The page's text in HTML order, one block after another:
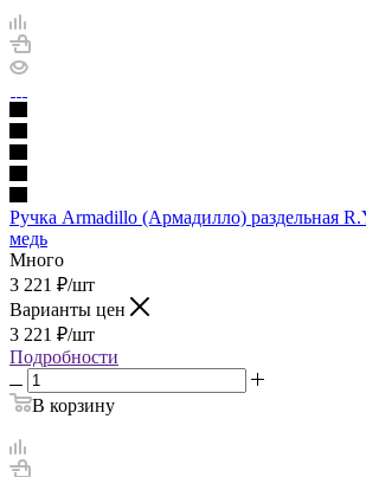
Ручка Armadillo (Армадилло) раздельная
медь
Много
3 221 ₽/шт
Варианты цен
3 221 ₽/шт
Подробности
В корзину